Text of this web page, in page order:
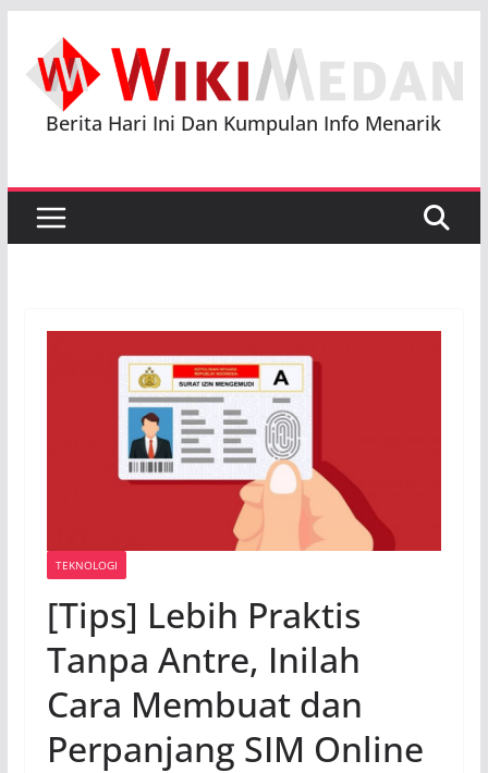
content
Berita Hari Ini Dan Kumpulan Info Menarik
TEKNOLOGI
[Tips] Lebih Praktis
Tanpa Antre, Inilah
Cara Membuat dan
Perpanjang SIM Online